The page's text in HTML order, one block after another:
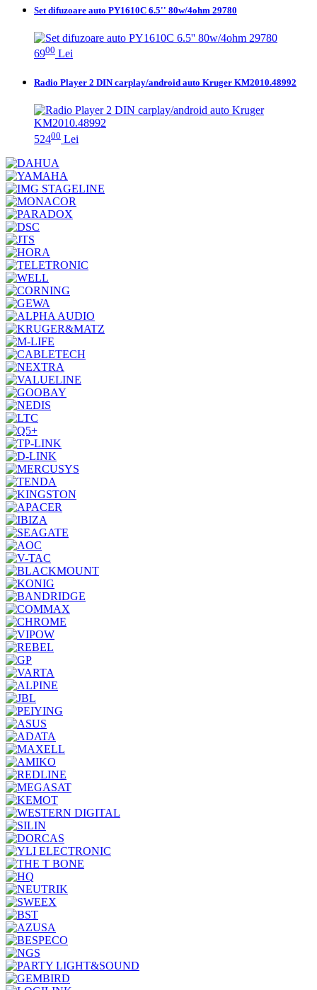
Set difuzoare auto PY1610C 6.5'' 80w/4ohm 29780
6900 Lei
Radio Player 2 DIN carplay/android auto Kruger KM2010.48992
52400 Lei